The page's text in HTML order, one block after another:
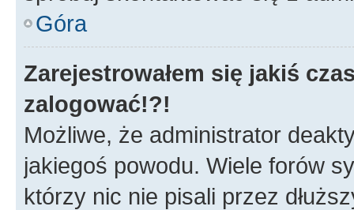
Góra
Zarejestrowałem się jakiś
zalogować!?!
Możliwe, że administrator
jakiegoś powodu. Wiele forów
którzy nic nie pisali przez